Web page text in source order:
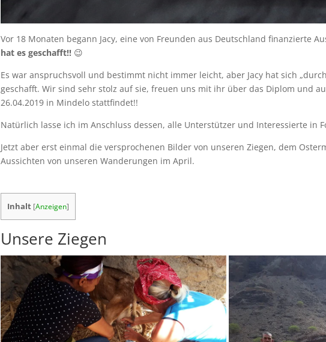
Vor 18 Monaten begann Jacy, eine von Freunden aus Deutschland finanzierte
hat es geschafft!!😉
Es war anspruchsvoll und bestimmt nicht immer leicht, aber Jacy hat sich
geschafft. Wir sind sehr stolz auf sie, freuen uns mit ihr über das Diplom und
26.04.2019 in Mindelo stattfindet!!
Natürlich lasse ich im Anschluss dessen, alle Unterstützer und Interessierte in
Jetzt aber erst einmal die versprochenen Bilder von unseren Ziegen, dem
Aussichten von unseren Wanderungen im April.
Inhalt [Anzeigen]
Unsere Ziegen